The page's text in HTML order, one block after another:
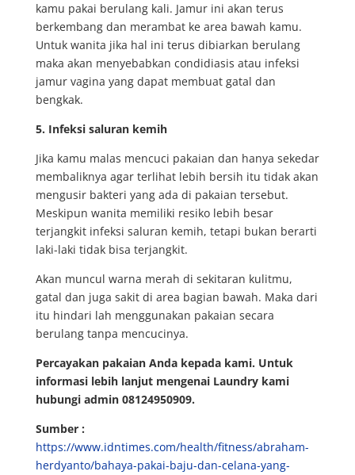
kamu pakai berulang kali. Jamur ini akan terus
berkembang dan merambat ke area bawah kamu.
Untuk wanita jika hal ini terus dibiarkan berulang
maka akan menyebabkan condidiasis atau infeksi
jamur vagina yang dapat membuat gatal dan
bengkak.
5. Infeksi saluran kemih
Jika kamu malas mencuci pakaian dan hanya sekedar
membaliknya agar terlihat lebih bersih itu tidak akan
mengusir bakteri yang ada di pakaian tersebut.
Meskipun wanita memiliki resiko lebih besar
terjangkit infeksi saluran kemih, tetapi bukan berarti
laki-laki tidak bisa terjangkit.
Akan muncul warna merah di sekitaran kulitmu,
gatal dan juga sakit di area bagian bawah. Maka dari
itu hindari lah menggunakan pakaian secara
berulang tanpa mencucinya.
Percayakan pakaian Anda kepada kami. Untuk
informasi lebih lanjut mengenai Laundry kami
hubungi admin 08124950909.
Sumber :
https://www.idntimes.com/health/fitness/abraham-
herdyanto/bahaya-pakai-baju-dan-celana-yang-